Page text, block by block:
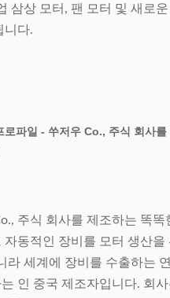
삼상 모터, 팬 모터 및 새로
니다.
로파일 - 쑤저우 Co., 주식 회사
주식 회사를 제조하는 똑똑
자동적인 장비를 모터 생산을
라 세계에 장비를 수출하는
인 중국 제조자입니다. 회